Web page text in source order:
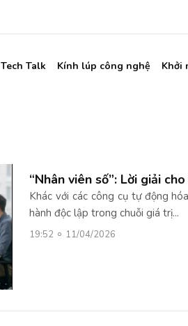
Tech Talk Kính lúp công nghệ Khởi
“Nhân viên số”: Lời giải
Khác với các công cụ tự động
hành độc lập trong chuỗi giá trị...
19:52 11/04/2026